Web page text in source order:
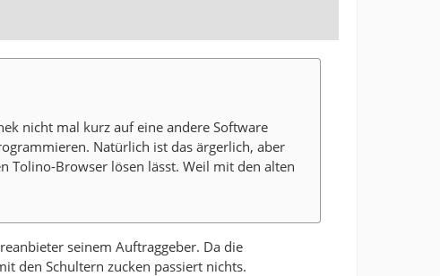
nicht mal kurz auf eine andere Software
Natürlich ist das ärgerlich, aber
Tolino-Browser lösen lässt. Weil mit den alten
seinem Auftraggeber. Da die
den Schultern zucken passiert nichts.